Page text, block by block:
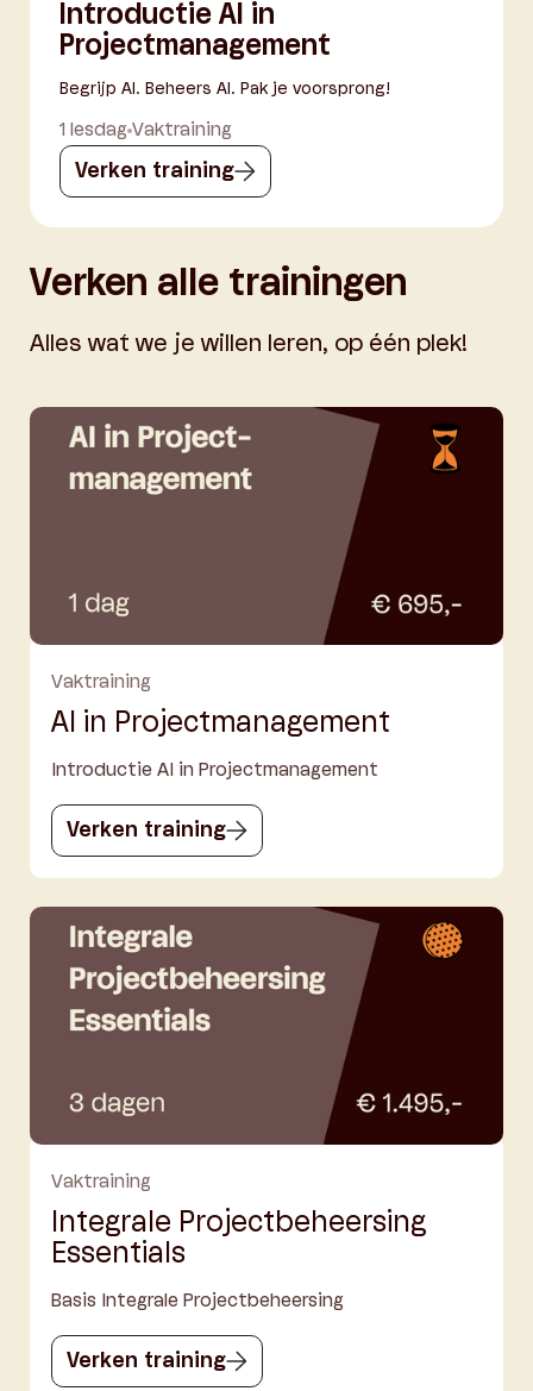
Introductie AI in
Projectmanagement
Begrijp AI. Beheers AI. Pak je voorsprong!
1 lesdag Vaktraining
Verken training
Verken alle trainingen
Alles wat we je willen leren, op één plek!
Vaktraining
AI in Projectmanagement
Introductie AI in Projectmanagement
Verken training
Vaktraining
Integrale Projectbeheersing
Essentials
Basis Integrale Projectbeheersing
Verken training